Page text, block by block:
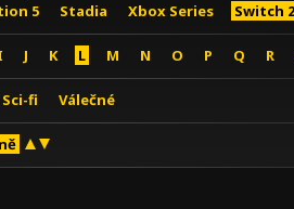
5 Stadia Xbox Series Switch 2
J K L M N O P Q R
Sci-fi Válečné